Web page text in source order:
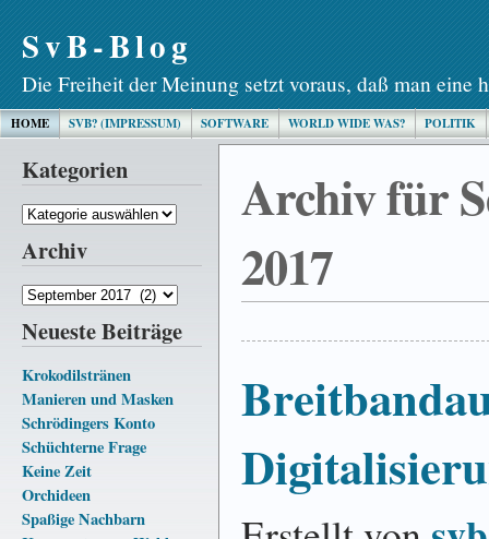
SvB-Blog
Die Freiheit der Meinung setzt voraus, daß man eine
HOME SVB? (IMPRESSUM) SOFTWARE WORLD WIDE WAS? POLITIK
Kategorien
Kategorien
Archiv
Archiv
Neueste Beiträge
Krokodilstränen
Manieren und Masken
Schrödingers Konto
Schüchterne Frage
Keine Zeit
Orchideen
Spaßige Nachbarn
Archiv für
2017